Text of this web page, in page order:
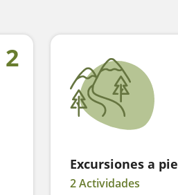
2
Excursiones a pie
2 Actividades